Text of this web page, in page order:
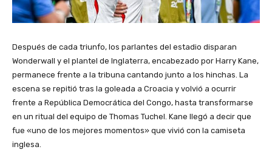
Después de cada triunfo, los parlantes del estadio disparan
Wonderwall y el plantel de Inglaterra, encabezado por Harry Kane,
permanece frente a la tribuna cantando junto a los hinchas. La
escena se repitió tras la goleada a Croacia y volvió a ocurrir
frente a República Democrática del Congo, hasta transformarse
en un ritual del equipo de Thomas Tuchel. Kane llegó a decir que
fue «uno de los mejores momentos» que vivió con la camiseta
inglesa.